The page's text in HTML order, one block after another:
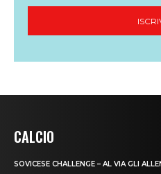
CALCIO
SOVICESE CHALLENGE – AL VIA GLI